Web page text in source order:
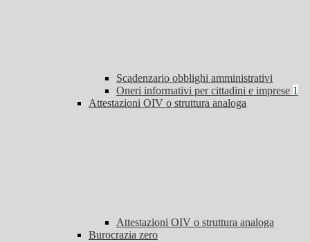
Scadenzario obblighi amministrativi
Oneri informativi per cittadini e imprese 1
Attestazioni OIV o struttura analoga
Attestazioni OIV o struttura analoga
Burocrazia zero